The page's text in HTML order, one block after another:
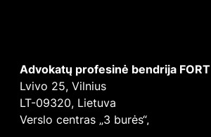
Advokatų profesinė bendrija FORT
Lvivo 25, Vilnius
LT-09320, Lietuva
Verslo centras „3 burės“,